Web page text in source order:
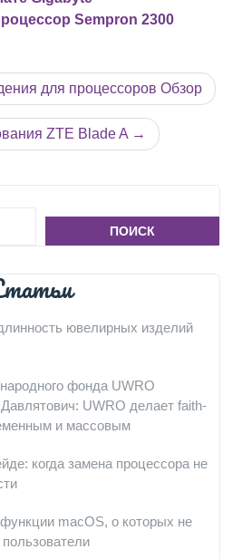
Sempron 2300
для процессоров Обзор
ZTE Blade A
ПОИСК
ювелирных изделий
фонда UWRO
UWRO делает faith-
и массовым
когда замена процессора не
macOS, о которых не